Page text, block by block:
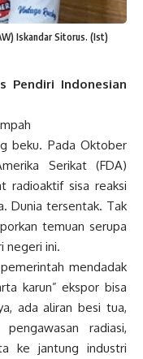
Iskandar Sitorus. (Ist)
Pendiri Indonesian
beku. Pada Oktober
Serikat (FDA)
radioaktif sisa reaksi
Dunia tersentak. Tak
temuan serupa
negeri ini.
mendadak
karun” ekspor bisa
ada aliran besi tua,
radiasi,
ke jantung industri